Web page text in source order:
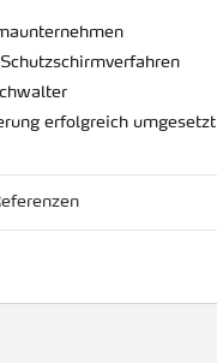
er­folg­reich um­ge­setzt